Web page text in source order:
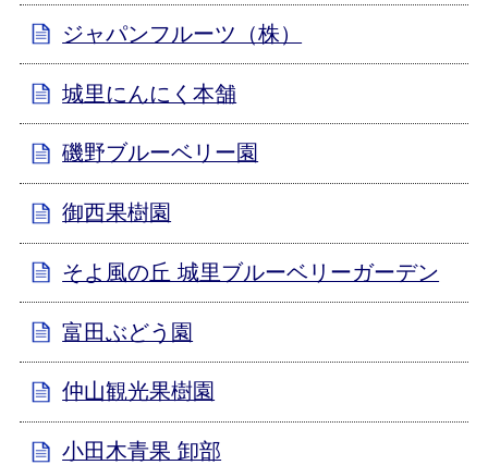
ジャパンフルーツ（株）
城里にんにく本舗
磯野ブルーベリー園
御西果樹園
そよ風の丘 城里ブルーベリーガーデン
富田ぶどう園
仲山観光果樹園
小田木青果 卸部